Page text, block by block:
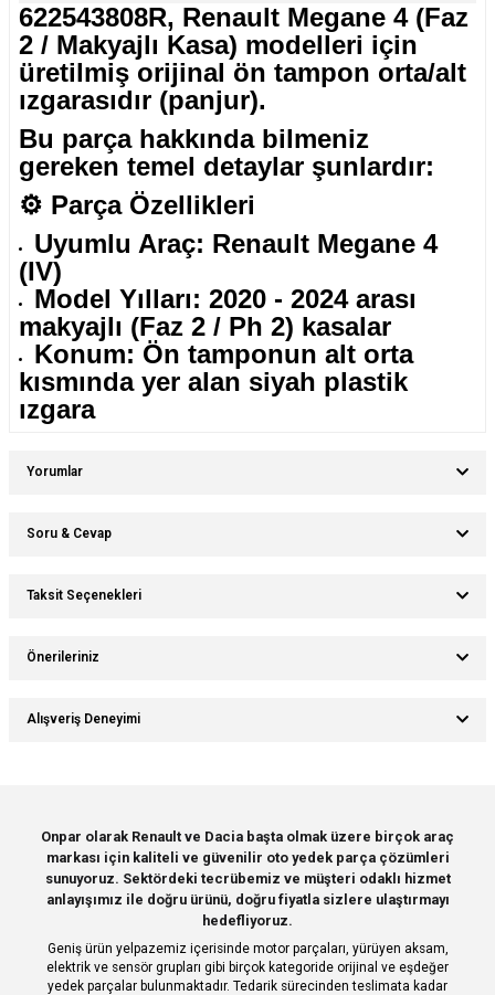
622543808R, Renault Megane 4 (Faz
2 / Makyajlı Kasa) modelleri için
üretilmiş orijinal ön tampon orta/alt
ızgarasıdır (panjur).
Bu parça hakkında bilmeniz
gereken temel detaylar şunlardır:
⚙️ Parça Özellikleri
Uyumlu Araç: Renault Megane 4
(IV)
Model Yılları: 2020 - 2024 arası
makyajlı (Faz 2 / Ph 2) kasalar
Konum: Ön tamponun alt orta
kısmında yer alan siyah plastik
ızgara
Yorumlar
Soru & Cevap
Taksit Seçenekleri
Önerileriniz
Bu ürünün fiyat bilgisi, resim, ürün açıklamalarında ve diğer konularda
yetersiz gördüğünüz noktaları öneri formunu kullanarak tarafımıza
Ürün resmi kalitesiz, bozuk veya görüntülenemiyor.
Ürün açıklamasında eksik bilgiler bulunuyor.
Ürün bilgilerinde hatalar bulunuyor.
Ürün fiyatı diğer sitelerden daha pahalı.
Bu ürüne benzer farklı alternatifler olmalı.
Alışveriş Deneyimi
Deneyimini Paylaş
Onpar olarak Renault ve Dacia başta olmak üzere birçok araç
markası için kaliteli ve güvenilir oto yedek parça çözümleri
sunuyoruz. Sektördeki tecrübemiz ve müşteri odaklı hizmet
anlayışımız ile doğru ürünü, doğru fiyatla sizlere ulaştırmayı
hedefliyoruz.
Geniş ürün yelpazemiz içerisinde motor parçaları, yürüyen aksam,
elektrik ve sensör grupları gibi birçok kategoride orijinal ve eşdeğer
yedek parçalar bulunmaktadır. Tedarik sürecinden teslimata kadar